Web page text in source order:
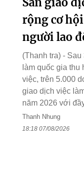
rộng cơ
người lao
(Thanh tra) -
làm quốc gia
việc, trên 5.000
giao dịch việc
năm 2026 với
Thanh Nhung
18:18 07/08/2026